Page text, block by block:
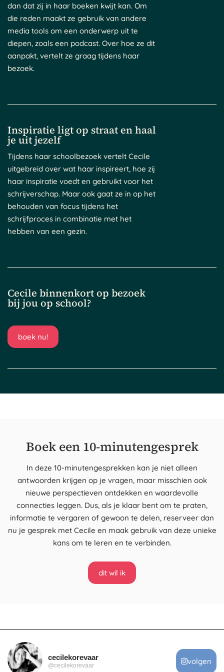
dan dat zij in haar boeken kwijt kan. Om
die reden maakt ze gebruik van andere
media tools om een onderwerp uit te
diepen, zoals een podcast. Over hoe ze dit
aanpakt, vertelt ze graag tijdens haar
bezoek.
Inspiratie ligt op straat en haal
je uit jezelf
Tijdens haar schoolbezoek vertelt Cecile
uitgebreid over wat haar inspireert, hoe zij
haar inspiratie voedt en gebruikt voor het
schrijverschap. Maar ook gaat ze in op het
behouden van focus tijdens het
schrijfproces in combinatie met het
hebben van een gezin.
Cecile binnenkort op bezoek
bij jou op school?
boek nu!
Boek een 10-minutengesprek
In deze 10-minutengesprekken kan je niet alleen
antwoorden krijgen op je vragen, maar misschien ook
nieuwe perspectieven ontdekken en waardevolle
connecties leggen. Dus, als je klaar bent om te praten,
informatie te vergaren of gewoon te delen, reserveer dan
nu je gesprek met Cecile en maak gebruik van deze unieke
kans om te leren en te verbinden.
dit wil ik
cecilekorevaar
@cecilekorevaar volgen